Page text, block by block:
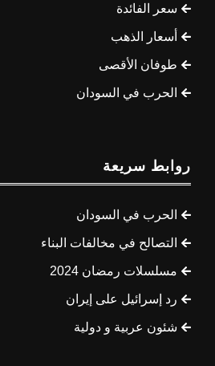
سعر الفائدة
أسعار الذهب
طوفان الأقصى
الحرب في السودان
روابط سريعة
الحرب في السودان
التصالح في مخالفات البناء
مسلسلات رمضان 2024
رد إسرائيل على إيران
شئون عربية و دولية